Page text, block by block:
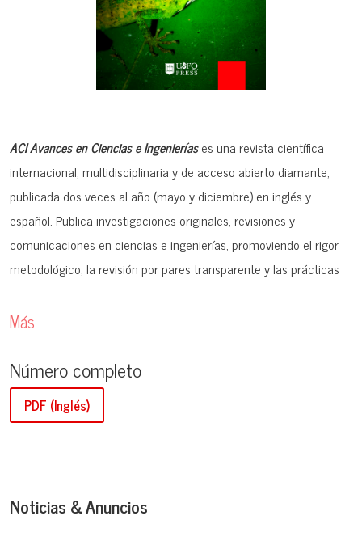
ACI Avances en Ciencias e Ingenieríases una revista científica
internacional, multidisciplinaria y de acceso abierto diamante,
publicada dos veces al año (mayo y diciembre) en inglés y
español. Publica investigaciones originales, revisiones y
comunicaciones en ciencias e ingenierías, promoviendo el rigor
metodológico, la revisión por pares transparente y las prácticas
interdisciplinarias en áreas STEM y busca ampliar el intercambio
Antes del envío, los autores deben verificar que su manuscrito
esté alineado con el
ISSN: 1390-5384
Más
Número completo
PDF (Inglés)
Noticias & Anuncios